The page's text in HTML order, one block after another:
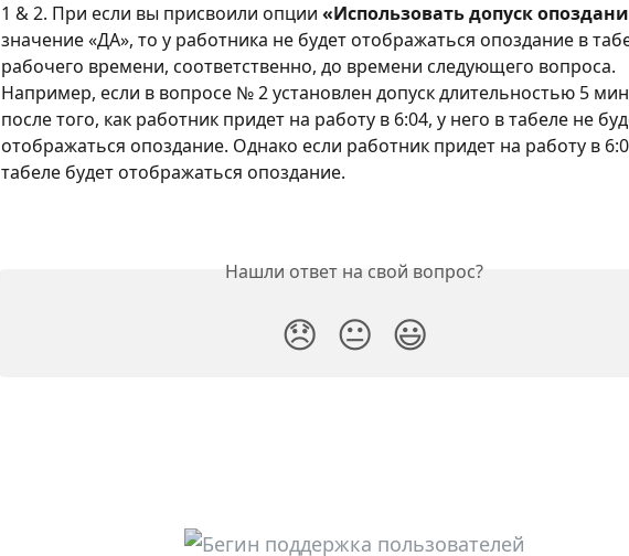
1 & 2. При если вы присвоили опции «Использовать допуск
значение «ДА», то у работника не будет отображаться опоздание в
рабочего времени, соответственно, до времени следующего вопроса.
Например, если в вопросе № 2 установлен допуск длительностью 5
после того, как работник придет на работу в 6:04, у него в табеле не
отображаться опоздание. Однако если работник придет на работу в
табеле будет отображаться опоздание.
Нашли ответ на свой вопрос?
😞 😐 😃